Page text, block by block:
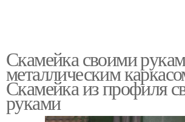
Скамейка своими
металлическим
Скамейка из профиля
руками